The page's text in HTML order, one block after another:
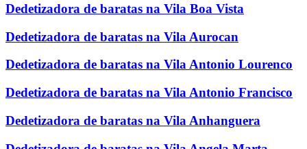
Dedetizadora de baratas na Vila Boa Vista
Dedetizadora de baratas na Vila Aurocan
Dedetizadora de baratas na Vila Antonio Lourenco
Dedetizadora de baratas na Vila Antonio Francisco
Dedetizadora de baratas na Vila Anhanguera